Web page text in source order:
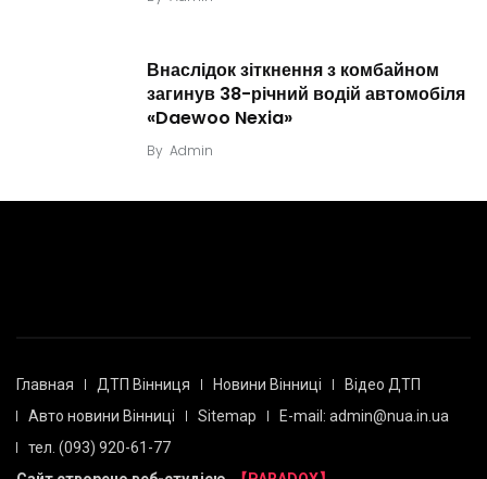
Внаслідок зіткнення з комбайном
загинув 38-річний водій автомобіля
«Daewoo Nexia»
By Admin
Главная ДТП Вінниця Новини Вінниці
Відео ДТП
Авто новини Вінниці
Sitemap
E-mail: admin@nua.in.ua
тел. (093) 920-61-77